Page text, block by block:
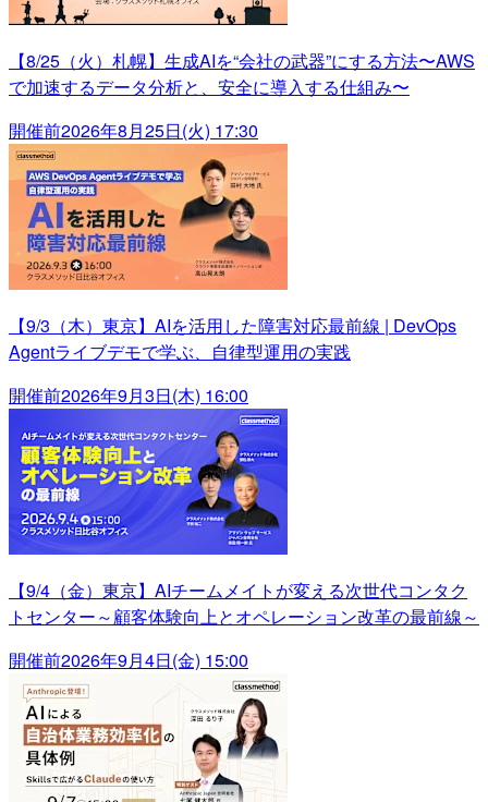
【8/25（火）札幌】生成AIを“会社の武器”にする方法〜AWS
で加速するデータ分析と、安全に導入する仕組み〜
開催前2026年8月25日(火) 17:30
【9/3（木）東京】AIを活用した障害対応最前線 | DevOps
Agentライブデモで学ぶ、自律型運用の実践
開催前2026年9月3日(木) 16:00
【9/4（金）東京】AIチームメイトが変える次世代コンタク
トセンター～顧客体験向上とオペレーション改革の最前線～
開催前2026年9月4日(金) 15:00